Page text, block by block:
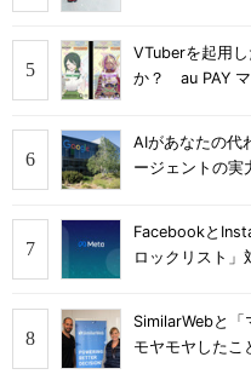
VTuberを起用
か？ au PAY
AIがあなたの
ージェントの実
Facebookと
ロックリスト」
SimilarWebと
モヤモヤしたこ